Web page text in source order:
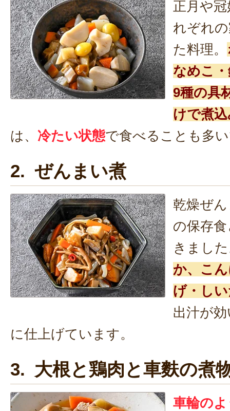
正月や
れぞれ
た料理。
なめこ
9種の具
けで煮
は、 冷たい状態で食べることも多
2. ぜんまい煮
乾燥ぜ
の保存
きまし
か、こ
げ・し
出汁が
に仕上げています。
3. 大根と鶏肉と車麩の煮
車輪の